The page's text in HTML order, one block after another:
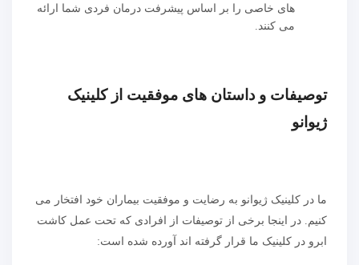
های خاصی را بر اساس پیشرفت درمان فردی شما ارائه
می کنند.
توصیفات و داستان های موفقیت از کلینیک
ژیوانو
ما در کلینیک ژیوانو به رضایت و موفقیت بیماران خود افتخار می
کنیم. در اینجا برخی از توصیفات از افرادی که تحت عمل کاشت
ابرو در کلینیک ما قرار گرفته اند آورده شده است: